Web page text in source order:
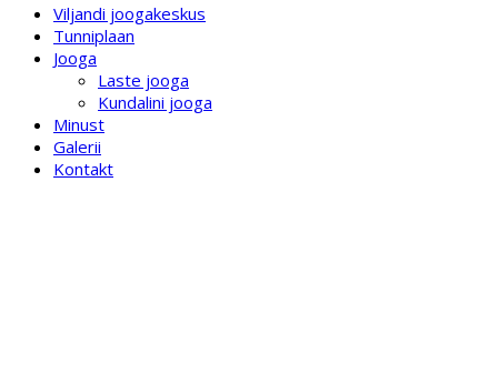
Viljandi joogakeskus
Tunniplaan
Jooga
Laste jooga
Kundalini jooga
Minust
Galerii
Kontakt